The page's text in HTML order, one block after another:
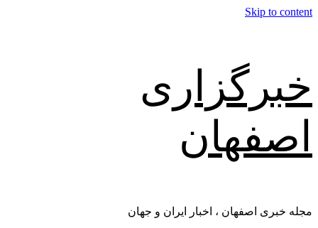
Skip to content
خبرگزاری
اصفهان
مجله خبری اصفهان ، اخبار ایران و جهان